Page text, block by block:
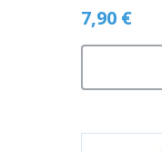
7,90 €